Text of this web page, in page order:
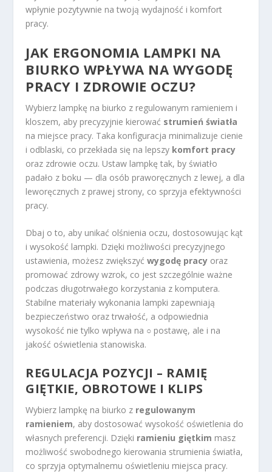
wpłynie pozytywnie na twoją wydajność i komfort
pracy.
JAK ERGONOMIA LAMPKI NA
BIURKO WPŁYWA NA WYGODĘ
PRACY I ZDROWIE OCZU?
Wybierz lampkę na biurko z regulowanym ramieniem i
kloszem, aby precyzyjnie kierować strumień światła
na miejsce pracy. Taka konfiguracja minimalizuje cienie
i odblaski, co przekłada się na lepszy komfort pracy
oraz zdrowie oczu. Ustaw lampkę tak, by światło
padało z boku — dla osób praworęcznych z lewej, a dla
leworęcznych z prawej strony, co sprzyja efektywności
pracy.
Dbaj o to, aby unikać olśnienia oczu, dostosowując kąt
i wysokość lampki. Dzięki możliwości precyzyjnego
ustawienia, możesz zwiększyćwygodę pracy oraz
promować zdrowy wzrok, co jest szczególnie ważne
podczas długotrwałego korzystania z komputera.
Stabilne materiały wykonania lampki zapewniają
bezpieczeństwo oraz trwałość, a odpowiednia
wysokość nie tylko wpływa na ○ postawę, ale i na
jakość oświetlenia stanowiska.
REGULACJA POZYCJI – RAMIĘ
GIĘTKIE, OBROTOWE I KLIPS
Wybierz lampkę na biurko z regulowanym
ramieniem, aby dostosować wysokość oświetlenia do
własnych preferencji. Dzięki ramieniu giętkim masz
możliwość swobodnego kierowania strumienia światła,
co sprzyja optymalnemu oświetleniu miejsca pracy.